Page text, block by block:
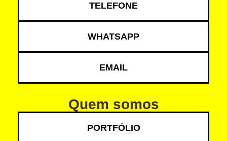
TELEFONE
WHATSAPP
EMAIL
Quem somos
PORTFÓLIO